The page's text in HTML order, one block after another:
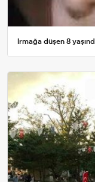
Irmağa düşen 8